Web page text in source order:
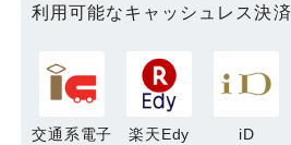
利用可能なキャッシュレス決済
交通系電子
楽天Edy iD